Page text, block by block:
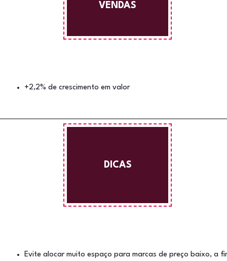
VENDAS
+2,2% de crescimento em valor
DICAS
Evite alocar muito espaço para marcas de preço baixo, a